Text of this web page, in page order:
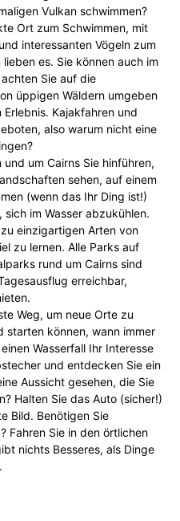
Vulkan schwimmen?
Ort zum Schwimmen, mit
interessanten Vögeln zum
es. Sie können auch im
Sie auf die
üppigen Wäldern umgeben
Kajakfahren und
also warum nicht eine
um Cairns Sie hinführen,
sehen, auf einem
(wenn das Ihr Ding ist!)
im Wasser abzukühlen.
einzigartigen Arten von
zu lernen. Alle Parks auf
rund um Cairns sind
erreichbar,
Weg, um neue Orte zu
starten können, wann immer
Wasserfall Ihr Interesse
und entdecken Sie ein
Aussicht gesehen, die Sie
Halten Sie das Auto (sicher!)
Bild. Benötigen Sie
Fahren Sie in den örtlichen
nichts Besseres, als Dinge